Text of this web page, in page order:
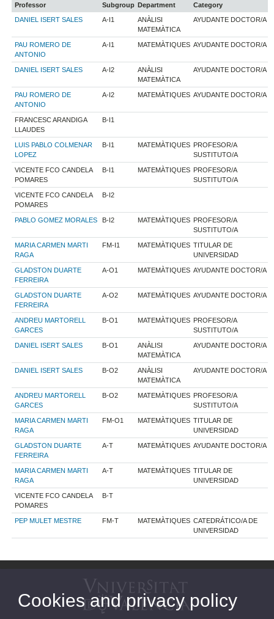
Professor Subgroup Department
Category
DANIEL ISERT SALES
A-I1
ANÀLISI
MATEMÀTICA
AYUDANTE DOCTOR/A
PAU ROMERO DE
ANTONIO
A-I1 MATEMÀTIQUES AYUDANTE DOCTOR/A
DANIEL ISERT SALES A-I2
ANÀLISI
MATEMÀTICA
AYUDANTE DOCTOR/A
PAU ROMERO DE
ANTONIO
A-I2 MATEMÀTIQUES AYUDANTE DOCTOR/A
FRANCESC ARANDIGA
LLAUDES
B-I1
LUIS PABLO COLMENAR
LOPEZ
B-I1 MATEMÀTIQUES PROFESOR/A
SUSTITUTO/A
VICENTE FCO CANDELA
POMARES
B-I1 MATEMÀTIQUES PROFESOR/A
SUSTITUTO/A
VICENTE FCO CANDELA
POMARES
B-I2
PABLO GOMEZ MORALES B-I2 MATEMÀTIQUES PROFESOR/A
SUSTITUTO/A
MARIA CARMEN MARTI
RAGA
FM-I1 MATEMÀTIQUES TITULAR DE
UNIVERSIDAD
GLADSTON DUARTE
FERREIRA
A-O1 MATEMÀTIQUES AYUDANTE DOCTOR/A
GLADSTON DUARTE
FERREIRA
A-O2 MATEMÀTIQUES AYUDANTE DOCTOR/A
ANDREU MARTORELL
GARCES
B-O1 MATEMÀTIQUES PROFESOR/A
SUSTITUTO/A
DANIEL ISERT SALES B-O1
ANÀLISI
MATEMÀTICA
AYUDANTE DOCTOR/A
DANIEL ISERT SALES B-O2
ANÀLISI
MATEMÀTICA
AYUDANTE DOCTOR/A
ANDREU MARTORELL
GARCES
B-O2 MATEMÀTIQUES PROFESOR/A
SUSTITUTO/A
MARIA CARMEN MARTI
RAGA
FM-O1 MATEMÀTIQUES TITULAR DE
UNIVERSIDAD
GLADSTON DUARTE
FERREIRA
A-T MATEMÀTIQUES AYUDANTE DOCTOR/A
MARIA CARMEN MARTI
RAGA
A-T MATEMÀTIQUES TITULAR DE
UNIVERSIDAD
VICENTE FCO CANDELA
POMARES
B-T
PEP MULET MESTRE FM-T MATEMÀTIQUES CATEDRÁTICO/A DE
UNIVERSIDAD
Cookies and privacy policy